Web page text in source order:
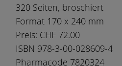
320 Seiten, broschiert
Format 170 x 240 mm
Preis: CHF 72.00
ISBN 978-3-00-028609-4
Pharmacode 7820324